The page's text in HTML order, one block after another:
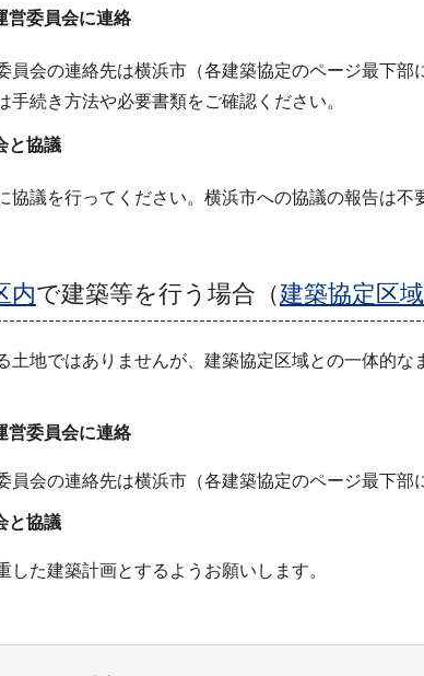
営委員会に連絡
員会の連絡先は横浜市（各建築協定のページ最下部
手続き方法や必要書類をご確認ください。
と協議
協議を行ってください。横浜市への協議の報告は不
内で建築等を行う場合（建築協定区
土地ではありませんが、建築協定区域との一体的
営委員会に連絡
員会の連絡先は横浜市（各建築協定のページ最下部
と協議
した建築計画とするようお願いします。